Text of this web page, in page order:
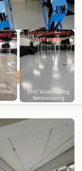
-25% - 25%